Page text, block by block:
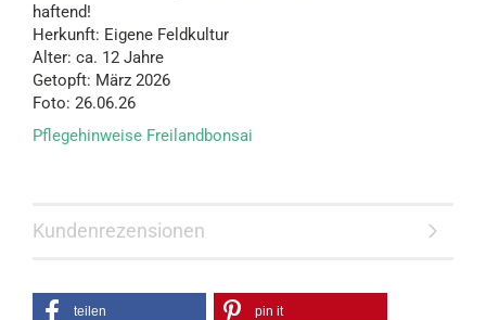
haftend!
Herkunft: Eigene Feldkultur
Alter: ca. 12 Jahre
Getopft: März 2026
Foto: 26.06.26
Pflegehinweise Freilandbonsai
Kundenrezensionen
teilen pin it